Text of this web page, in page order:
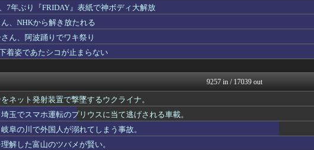
イス」「にじさんじ 束縛ボイス Vo...
本
げぇ速
ドライナーにイラスト違いの「アインソフ...
スターライト速報 -遊戯王...
ゃあ他の九州の県を応援しよう」←これ
横浜FMの16歳超逸材が開幕Jデビュ...
おめでとう～パチパチ」って動画出してて...
原神速報 | GENSHI...
ムのAIチャットアプリ、◯◯界隈がブチ...
アルファルファモザイク＠ネ...
編集の似顔絵「ムダに東大卒」
漫画まとめ速報
ナ海でフィリピン船を追跡中、公表まで...
・・・・・・・・・
この後辞めた」
わんこーる速報！
ｗｗｗｗｗｗｗｗｗwwww
バズッター速報
イメージDVDを出してしまう
7年ぶり『FRIDAY』表紙で神ボディ大解放
、NHKから解き放たれる
ん、阿波踊りでワキ祭り
着姿であたシコが止まらない
9257 in / 17039 out
ネット発射装置で撃墜するウクライナ。
玉でスマホ運転のプリウスに当て逃げされる車載。
阜の川で外国人が溺れてしまう事故。
解した富山のツバメが賢い。